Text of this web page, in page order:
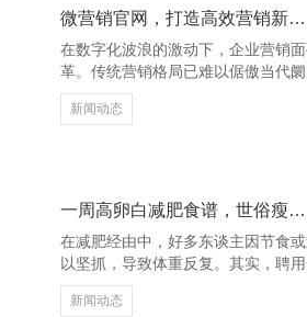
体动态，增强用户粘性。 其次，酬
刻。通过微博、微信、抖音等平台，
钞者互动，提高品牌曝光率。同期，
见首领）进行协作
微营销官网，打造高效营销新体验
在数字化波浪的激动下，企业营销
革。传统营销格局已难以倨傲当代阛
而“微营销”应时而生，成为企业莳植
客户资源的进击用具。 微营销官网
生态，兑现一键共享、裂变传播，
和品牌曝光率。 此外，微营销官网
跟踪与分析能力，大约及时掌捏用
术。不管是家具本质、
新闻动态
一周高卵白减肥食谱，世俗瘦身不反弹
在减肥经由中，好多东谈主因节食
以坚抓，导致体重反复。其实，聘
食，不仅能增强饱腹感，还能有用促
你健康瘦身。 **周一至周日高卵白
新闻动态